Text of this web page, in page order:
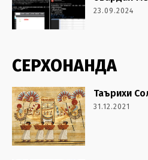
23.09.2024
СЕРХОНАНДА
Таърихи
31.12.2021